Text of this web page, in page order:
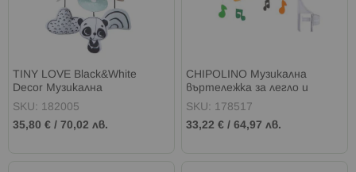
TINY LOVE Black&White
Decor Музикална
въртележка Take-Along
SKU: 182005
35,80 € / 70,02 лв.
CHIPOLINO Музикална
въртележка за легло и
кошара с проектор МУЗИКА
SKU: 178517
33,22 € /64,97 лв.